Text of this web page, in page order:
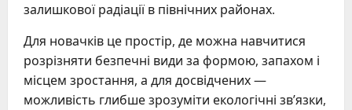
залишкової радіації в північних районах.
Для новачків це простір, де можна навчитися
розрізняти безпечні види за формою, запахом і
місцем зростання, а для досвідчених —
можливість глибше зрозуміти екологічні зв’язки,